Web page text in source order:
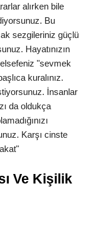
alırken bile
Bu
sezgileriniz güçlü
Hayatınızın
"sevmek
kuralınız.
İnsanlar
da oldukça
Karşı cinste
Ve Kişilik